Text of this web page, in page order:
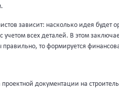
зависит: насколько идея
учетом всех деталей. В этом
то формируется
проектной документации на